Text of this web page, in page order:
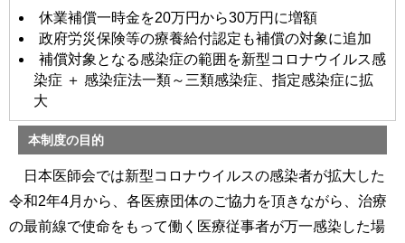
休業補償一時金を20万円から30万円に増額
政府労災保険等の療養給付認定も補償の対象に追加
補償対象となる感染症の範囲を新型コロナウイルス感
染症 ＋ 感染症法一類～三類感染症、指定感染症に拡
大
本制度の目的
日本医師会では新型コロナウイルスの感染者が拡大した
令和2年4月から、各医療団体のご協力を頂きながら、治療
の最前線で使命をもって働く医療従事者が万一感染した場